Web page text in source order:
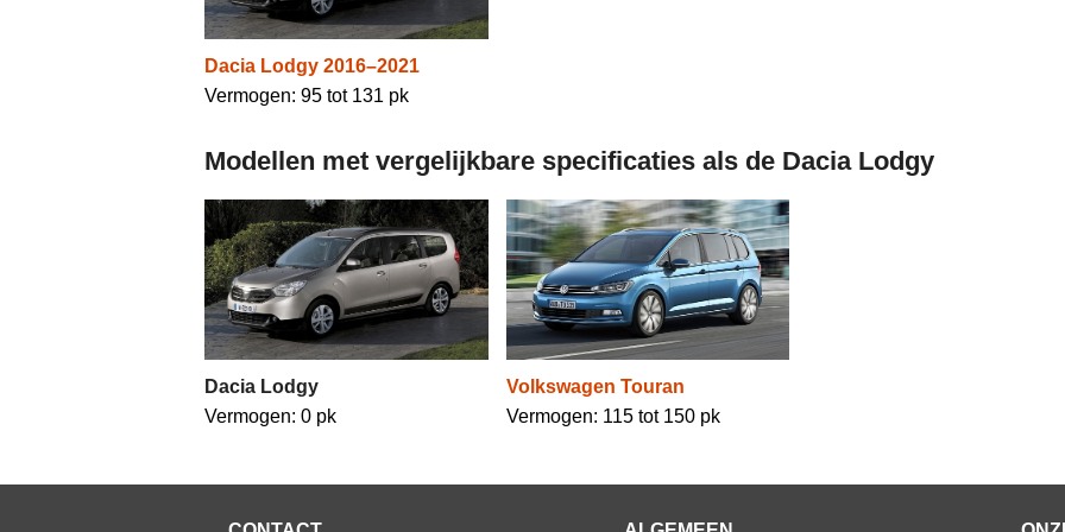
Dacia Lodgy 2016–2021
Vermogen: 95 tot 131 pk
Modellen met vergelijkbare specificaties als de Dacia Lodgy
Dacia Lodgy
Vermogen: 0 pk
Volkswagen Touran
Vermogen: 115 tot 150 pk